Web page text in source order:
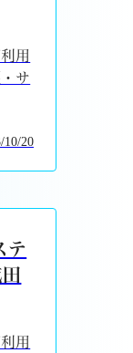
用
サ
10/20
テ
用